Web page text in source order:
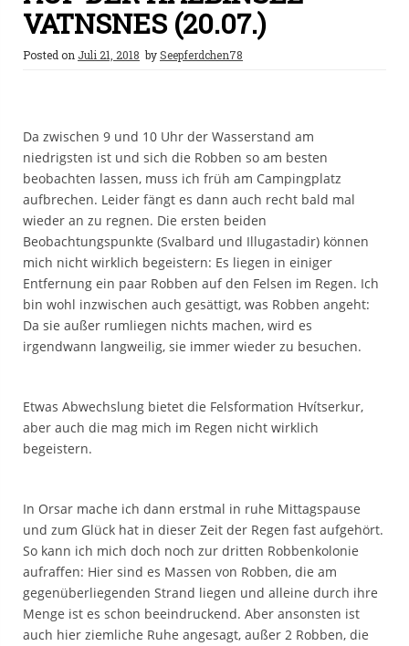
VATNSNES (20.07.)
Posted on Juli 21, 2018 bySeepferdchen78
Da zwischen 9 und 10 Uhr der Wasserstand am
niedrigsten ist und sich die Robben so am besten
beobachten lassen, muss ich früh am Campingplatz
aufbrechen. Leider fängt es dann auch recht bald mal
wieder an zu regnen. Die ersten beiden
Beobachtungspunkte (Svalbard und Illugastadir) können
mich nicht wirklich begeistern: Es liegen in einiger
Entfernung ein paar Robben auf den Felsen im Regen. Ich
bin wohl inzwischen auch gesättigt, was Robben angeht:
Da sie außer rumliegen nichts machen, wird es
irgendwann langweilig, sie immer wieder zu besuchen.
Etwas Abwechslung bietet die Felsformation Hvítserkur,
aber auch die mag mich im Regen nicht wirklich
begeistern.
In Orsar mache ich dann erstmal in ruhe Mittagspause
und zum Glück hat in dieser Zeit der Regen fast aufgehört.
So kann ich mich doch noch zur dritten Robbenkolonie
aufraffen: Hier sind es Massen von Robben, die am
gegenüberliegenden Strand liegen und alleine durch ihre
Menge ist es schon beeindruckend. Aber ansonsten ist
auch hier ziemliche Ruhe angesagt, außer 2 Robben, die